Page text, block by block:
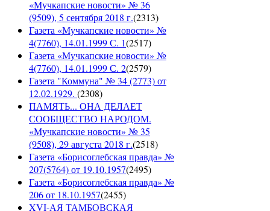
«Мучкапские новости» № 36
(9509), 5 сентября 2018 г.(2313)
Газета «Мучкапские новости» №
4(7760), 14.01.1999 С. 1(2517)
Газета «Мучкапские новости» №
4(7760), 14.01.1999 С. 2(2579)
Газета "Коммуна" № 34 (2773) от
12.02.1929. (2308)
ПАМЯТЬ... ОНА ДЕЛАЕТ
СООБЩЕСТВО НАРОДОМ.
«Мучкапские новости» № 35
(9508), 29 августа 2018 г.(2518)
Газета «Борисоглебская правда» №
207(5764) от 19.10.1957(2495)
Газета «Борисоглебская правда» №
206 от 18.10.1957(2455)
XVI-АЯ ТАМБОВСКАЯ